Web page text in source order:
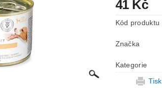
41 Kč
Kód produktu
Značka
Kategorie
Tisk